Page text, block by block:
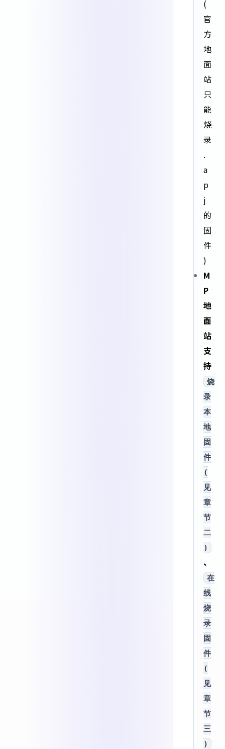
(
官
方
地
面
站
只
能
烧
录
.
a
p
j
的
固
件
)
M
P
地
面
站
支
持
烧
录
本
地
固
件
(
见
章
节
二
)
、
在
线
烧
录
固
件
(
见
章
节
三
)